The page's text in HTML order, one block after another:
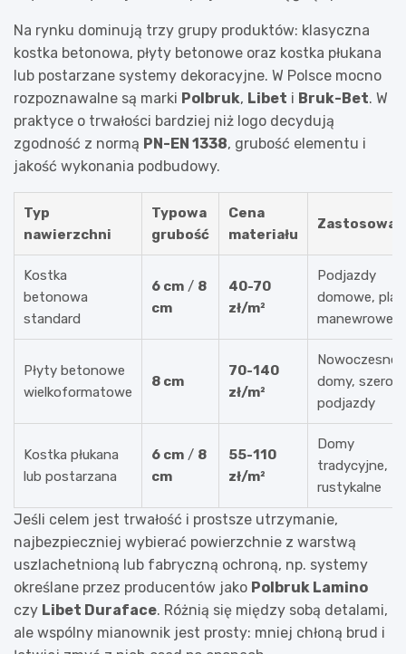
Na rynku dominują trzy grupy produktów: klasyczna
kostka betonowa, płyty betonowe oraz kostka płukana
lub postarzane systemy dekoracyjne. W Polsce mocno
rozpoznawalne są marki Polbruk, Libet i Bruk-Bet. W
praktyce o trwałości bardziej niż logo decydują
zgodność z normą PN-EN 1338, grubość elementu i
jakość wykonania podbudowy.
Typ
nawierzchni
Typowa
grubość
Cena
materiału
Kostka
betonowa
standard
6 cm / 8
cm
40-70
zł/m²
Podjazdy
domowe,
manewrowe
Płyty betonowe
wielkoformatowe
8 cm
70-140
zł/m²
Nowoczesne
domy,
podjazdy
Kostka płukana
lub postarzana
6 cm / 8
cm
55-110
zł/m²
Domy
tradycyjne,
rustykalne
Jeśli celem jest trwałość i prostsze utrzymanie,
najbezpieczniej wybierać powierzchnie z warstwą
uszlachetnioną lub fabryczną ochroną, np. systemy
określane przez producentów jako Polbruk Lamino
czy Libet Duraface. Różnią się między sobą detalami,
ale wspólny mianownik jest prosty: mniej chłoną brud i